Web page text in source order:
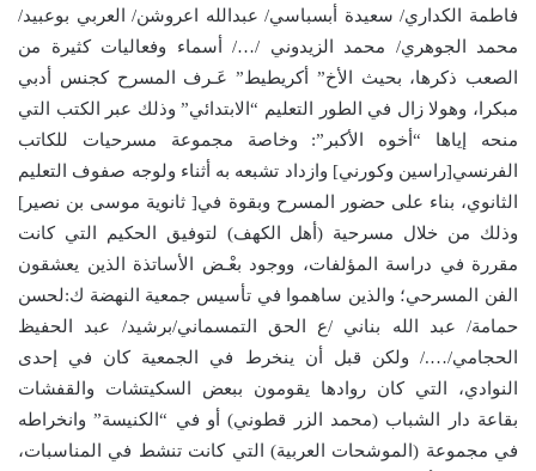
فاطمة الكداري/ سعيدة أبسباسي/ عبدالله اعروشن/ العربي بوعبيد/
محمد الجوهري/ محمد الزيدوني /…/ أسماء وفعاليات كثيرة من
الصعب ذكرها، بحيث الأخ” أكريطيط” عَـرف المسرح كجنس أدبي
مبكرا، وهولا زال في الطور التعليم “الابتدائي” وذلك عبر الكتب التي
منحه إياها “أخوه الأكبر”: وخاصة مجموعة مسرحيات للكاتب
الفرنسي[راسين وكورني] وازداد تشبعه به أثناء ولوجه صفوف التعليم
الثانوي، بناء على حضور المسرح وبقوة في[ ثانوية موسى بن نصير]
وذلك من خلال مسرحية (أهل الكهف) لتوفيق الحكيم التي كانت
مقررة في دراسة المؤلفات، ووجود بعْـض الأساتذة الذين يعشقون
الفن المسرحي؛ والذين ساهموا في تأسيس جمعية النهضة ك:لحسن
حمامة/ عبد الله بناني /ع الحق التمسماني/برشيد/ عبد الحفيظ
الحجامي/…./ ولكن قبل أن ينخرط في الجمعية كان في إحدى
النوادي، التي كان روادها يقومون ببعض السكيتشات والقفشات
بقاعة دار الشباب (محمد الزر قطوني) أو في “الكنيسة” وانخراطه
في مجموعة (الموشحات العربية) التي كانت تنشط في المناسبات،